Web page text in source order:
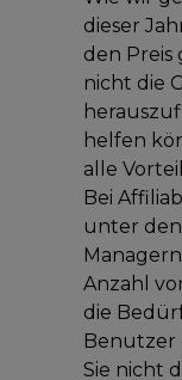
dieser
den Preis
nicht die
helfen
alle
Bei
unter
Anzahl
die
Benutzer
Sie nicht